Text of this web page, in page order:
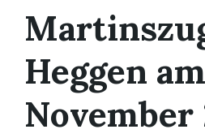
Heggen
November